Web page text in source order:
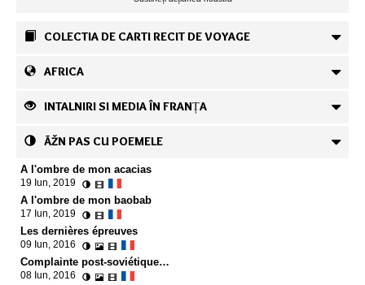
COLECTIA DE CARTI RECIT DE VOYAGE
AFRICA
INTALNIRI SI MEDIA ÎN FRANȚA
ÃŽN PAS CU POEMELE
A l'ombre de mon acacias
19 Iun, 2019
A l'ombre de mon baobab
17 Iun, 2019
Les dernières épreuves
09 Iun, 2016
Complainte post-soviétique…
08 Iun, 2016